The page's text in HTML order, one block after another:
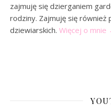
zajmuję się dzierganiem
rodziny. Zajmuję się również
dziewiarskich. Więcej o mnie